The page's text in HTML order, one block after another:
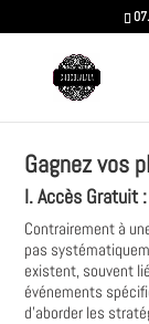
Gagnez vos
I. Accès Gratuit
Contrairement à
pas
existent, souvent
événements
d'aborder les